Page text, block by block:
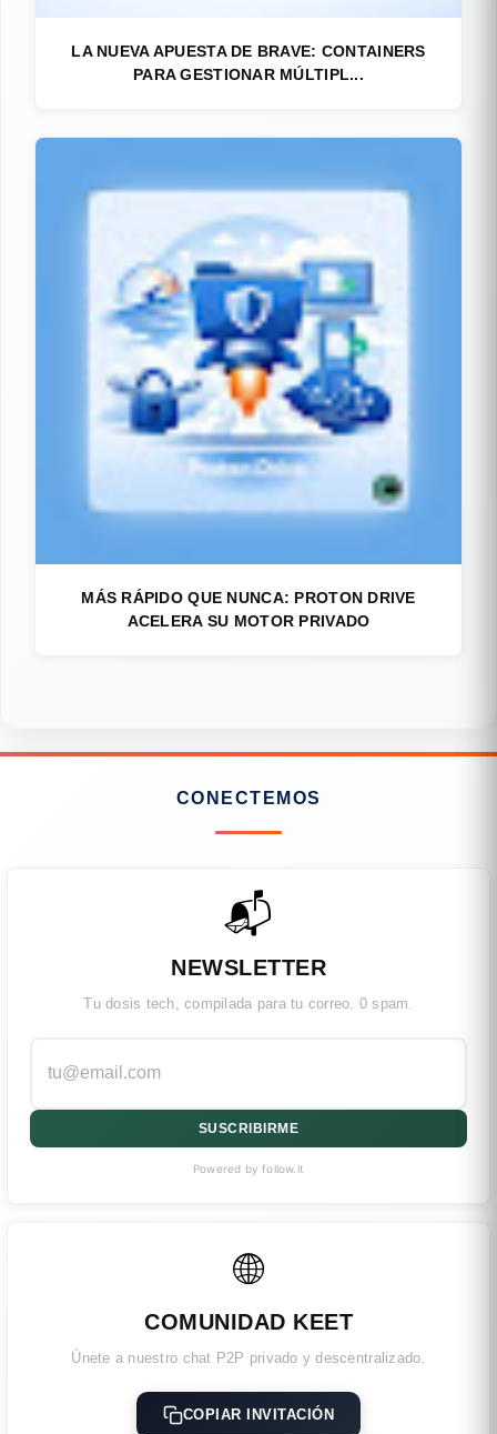
LA NUEVA APUESTA DE BRAVE: CONTAINERS
PARA GESTIONAR MÚLTIPL...
MÁS RÁPIDO QUE NUNCA: PROTON DRIVE
ACELERA SU MOTOR PRIVADO
CONECTEMOS
📬
NEWSLETTER
Tu dosis tech, compilada para tu correo. 0 spam.
SUSCRIBIRME
Powered by follow.it
🌐
COMUNIDAD KEET
Únete a nuestro chat P2P privado y descentralizado.
COPIAR INVITACIÓN